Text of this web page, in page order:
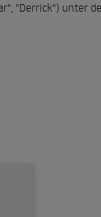
"Derrick") unter